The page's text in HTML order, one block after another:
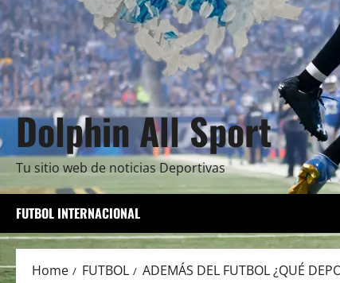
Dolphin All Sport
Tu sitio web de noticias Deportivas
FUTBOL INTERNACIONAL
Home FUTBOL ADEMÁS DEL FUTBOL ¿QUÉ